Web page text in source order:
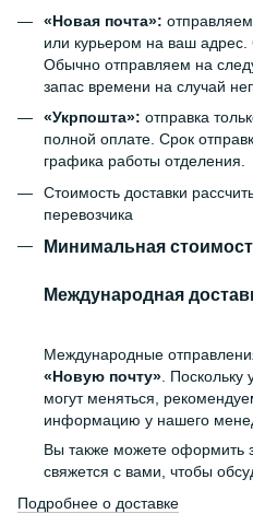
«Новая почта»:
или курьером на ваш адрес.
Обычно отправляем на
запас времени на случай
«Укрпошта»: отправка
полной оплате. Срок
графика работы отделения.
Стоимость доставки
перевозчика
Минимальная
Международная
Международные
«Новую почту» .
могут меняться,
информацию у нашего
Вы также можете оформить
свяжется с вами, чтобы
Подробнее о доставке